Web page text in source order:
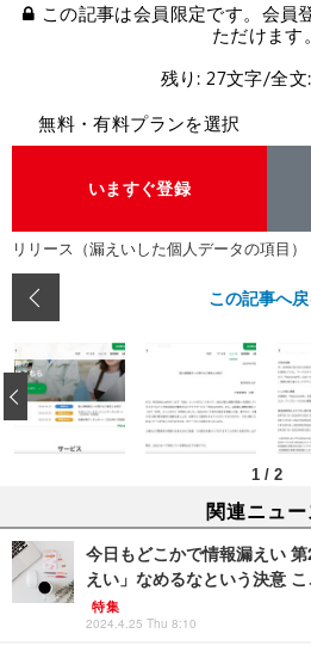
この記事は会員限定です。会員
ただけます。
残り: 27文字/全
無料・有料プランを選択
いますぐ登録
リリース（漏えいした個人データの項目）
この記事へ戻
1 / 2
‹
関連ニュー
今日もどこかで情報漏えい
えい」なめるなという決意
特集
2024.4.25 Thu 8:10